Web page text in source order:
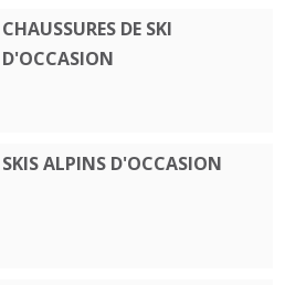
CHAUSSURES DE SKI
D'OCCASION
SKIS ALPINS D'OCCASION